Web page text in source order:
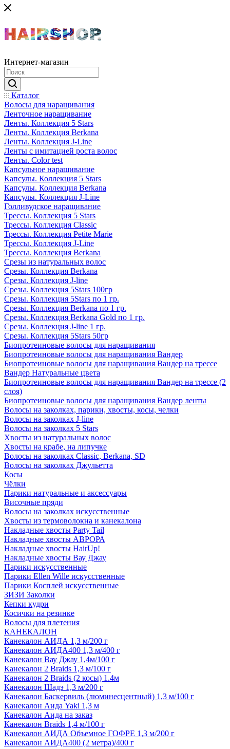
Интернет-магазин
Каталог
Волосы для наращивания
Ленточное наращивание
Ленты. Коллекция 5 Stars
Ленты. Коллекция Berkana
Ленты. Коллекция J-Line
Ленты с имитацией роста волос
Ленты. Color test
Капсульное наращивание
Капсулы. Коллекция 5 Stars
Капсулы. Коллекция Berkana
Капсулы. Коллекция J-Line
Голливудское наращивание
Трессы. Коллекция 5 Stars
Трессы. Коллекция Classic
Трессы. Коллекция Petite Marie
Трессы. Коллекция J-Line
Трессы. Коллекция Berkana
Срезы из натуральных волос
Срезы. Коллекция Berkana
Срезы. Коллекция J-line
Срезы. Коллекция 5Stars 100гр
Срезы. Коллекция 5Stars по 1 гр.
Срезы. Коллекция Berkana по 1 гр.
Срезы. Коллекция Berkana Gold по 1 гр.
Срезы. Коллекция J-line 1 гр.
Срезы. Коллекция 5Stars 50гр
Биопротеиновые волосы для наращивания
Биопротеиновые волосы для наращивания Вандер
Биопротеиновые волосы для наращивания Вандер на трессе
Вандер Натуральные цвета
Биопротеиновые волосы для наращивания Вандер на трессе (2
слоя)
Биопротеиновые волосы для наращивания Вандер ленты
Волосы на заколках, парики, хвосты, косы, челки
Волосы на заколках J-line
Волосы на заколках 5 Stars
Хвосты из натуральных волос
Хвосты на крабе, на липучке
Волосы на заколках Classic, Berkana, SD
Волосы на заколках Джульетта
Косы
Чёлки
Парики натуральные и аксессуары
Височные пряди
Волосы на заколках искусственные
Хвосты из термоволокна и канекалона
Накладные хвосты Party Tail
Накладные хвосты АВРОРА
Накладные хвосты HairUp!
Накладные хвосты Вау Джау
Парики искусственные
Парики Ellen Wille искусственные
Парики Косплей искусственные
ЗИЗИ Заколки
Кепки кудри
Косички на резинке
Волосы для плетения
КАНЕКАЛОН
Канекалон АИДА 1,3 м/200 г
Канекалон АИДА400 1,3 м/400 г
Канекалон Вау Джау 1,4м/100 г
Канекалон 2 Braids 1,3 м/100 г
Канекалон 2 Braids (2 косы) 1.4м
Канекалон Шадэ 1,3 м/200 г
Канекалон Баскервиль (люминесцентный) 1,3 м/100 г
Канекалон Аида Yaki 1,3 м
Канекалон Аида на заказ
Канекалон Braids 1,4 м/100 г
Канекалон АИДА Объемное ГОФРЕ 1,3 м/200 г
Канекалон АИДА400 (2 метра)/400 г